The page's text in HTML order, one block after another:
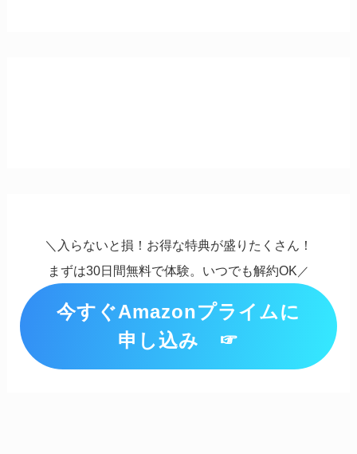
＼入らないと損！お得な特典が盛りたくさん！
まずは30日間無料で体験。いつでも解約OK ／
今すぐAmazonプライムに
申し込み ☞